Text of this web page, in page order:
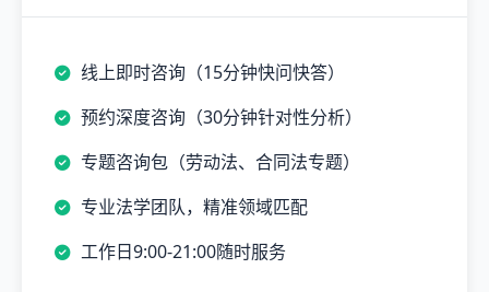
线上即时咨询（15分钟快问快答）
预约深度咨询（30分钟针对性分析）
专题咨询包（劳动法、合同法专题）
专业法学团队，精准领域匹配
工作日9:00-21:00随时服务